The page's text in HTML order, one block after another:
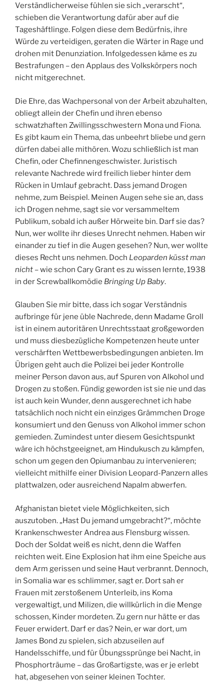
Verständlicherweise fühlen sie sich „verarscht“,
schieben die Verantwortung dafür aber auf die
Tageshäftlinge. Folgen diese dem Bedürfnis, ihre
Würde zu verteidigen, geraten die Wärter in Rage und
drohen mit Denunziation. Infolgedessen käme es zu
Bestrafungen – den Applaus des Volkskörpers noch
nicht mitgerechnet.
Die Ehre, das Wachpersonal von der Arbeit abzuhalten,
obliegt allein der Chefin und ihren ebenso
schwatzhaften Zwillingsschwestern Mona und Fiona.
Es gibt kaum ein Thema, das unbeehrt bliebe und gern
dürfen dabei alle mithören. Wozu schließlich ist man
Chefin, oder Chefinnengeschwister. Juristisch
relevante Nachrede wird freilich lieber hinter dem
Rücken in Umlauf gebracht. Dass jemand Drogen
nehme, zum Beispiel. Meinen Augen sehe sie an, dass
ich Drogen nehme, sagt sie vor versammeltem
Publikum, sobald ich außer Hörweite bin. Darf sie das?
Nun, wer wollte ihr dieses Unrecht nehmen. Haben wir
einander zu tief in die Augen gesehen? Nun, wer wollte
dieses Recht uns nehmen. Doch Leoparden küsst man
nicht – wie schon Cary Grant es zu wissen lernte, 1938
in der Screwballkomödie Bringing Up Baby.
Glauben Sie mir bitte, dass ich sogar Verständnis
aufbringe für jene üble Nachrede, denn Madame Groll
ist in einem autoritären Unrechtsstaat großgeworden
und muss diesbezügliche Kompetenzen heute unter
verschärften Wettbewerbsbedingungen anbieten. Im
Übrigen geht auch die Polizei bei jeder Kontrolle
meiner Person davon aus, auf Spuren von Alkohol und
Drogen zu stoßen. Fündig geworden ist sie nie und das
ist auch kein Wunder, denn ausgerechnet ich habe
tatsächlich noch nicht ein einziges Grämmchen Droge
konsumiert und den Genuss von Alkohol immer schon
gemieden. Zumindest unter diesem Gesichtspunkt
wäre ich höchstgeeignet, am Hindukusch zu kämpfen,
schon um gegen den Opiumanbau zu intervenieren;
vielleicht mithilfe einer Division Leopard-Panzern alles
plattwalzen, oder ausreichend Napalm abwerfen.
Afghanistan bietet viele Möglichkeiten, sich
auszutoben. „Hast Du jemand umgebracht?“, möchte
Krankenschwester Andrea aus Flensburg wissen.
Doch der Soldat weiß es nicht, denn die Waffen
reichten weit. Eine Explosion hat ihm eine Speiche aus
dem Arm gerissen und seine Haut verbrannt. Dennoch,
in Somalia war es schlimmer, sagt er. Dort sah er
Frauen mit zerstoßenem Unterleib, ins Koma
vergewaltigt, und Milizen, die willkürlich in die Menge
schossen, Kinder mordeten. Zu gern nur hätte er das
Feuer erwidert. Darf er das? Nein, er war dort, um
James Bond zu spielen, sich abzuseilen auf
Handelsschiffe, und für Übungssprünge bei Nacht, in
Phosphorträume – das Großartigste, was er je erlebt
hat, abgesehen von seiner kleinen Tochter.